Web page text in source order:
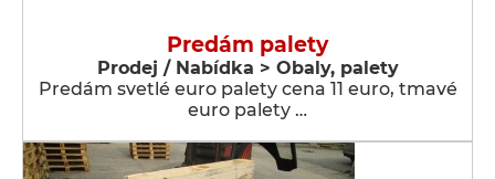
Predám palety
Prodej / Nabídka > Obaly, palety
Predám svetlé euro palety cena 11 euro, tmavé
euro palety …